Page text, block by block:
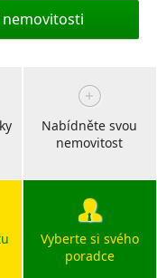
Nabídněte svou
nemovitost
Vyberte si svého
poradce